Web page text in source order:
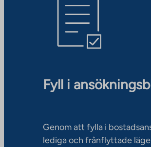
Fyll i
Genom att fylla i
lediga och frånflyttade